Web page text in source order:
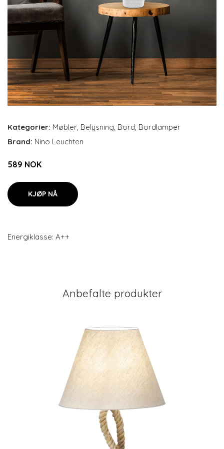
Kategorier: Møbler, Belysning, Bord, Bordlamper
Brand: Nino Leuchten
589 NOK
KJØP NÅ
Energiklasse: A++
Anbefalte produkter